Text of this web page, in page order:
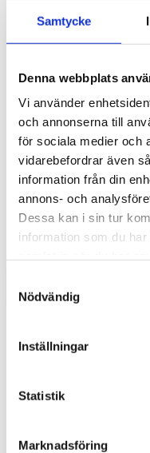
Samtycke
Denna webbplats
Vi använder
och annonserna till
för sociala medier och
vidarebefordrar även
information från din
annons- och
Dessa kan i sin tur
information som du
Nödvändig
Inställningar
Statistik
Marknadsföring
Runt invändigt hörn
Invändigt runt hörn markera
ritning och ange radie. Pris
1170 kronor.
1 200,00 KR